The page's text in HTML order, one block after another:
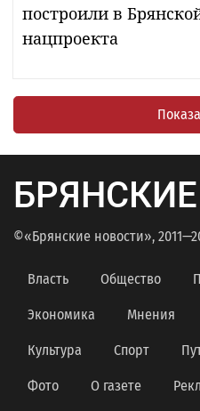
построили в
нацпроекта
БРЯНСКИЕ
©«Брянские новости»,
Власть Общество
Экономика Мнения
Культура Спорт
Фото О газете